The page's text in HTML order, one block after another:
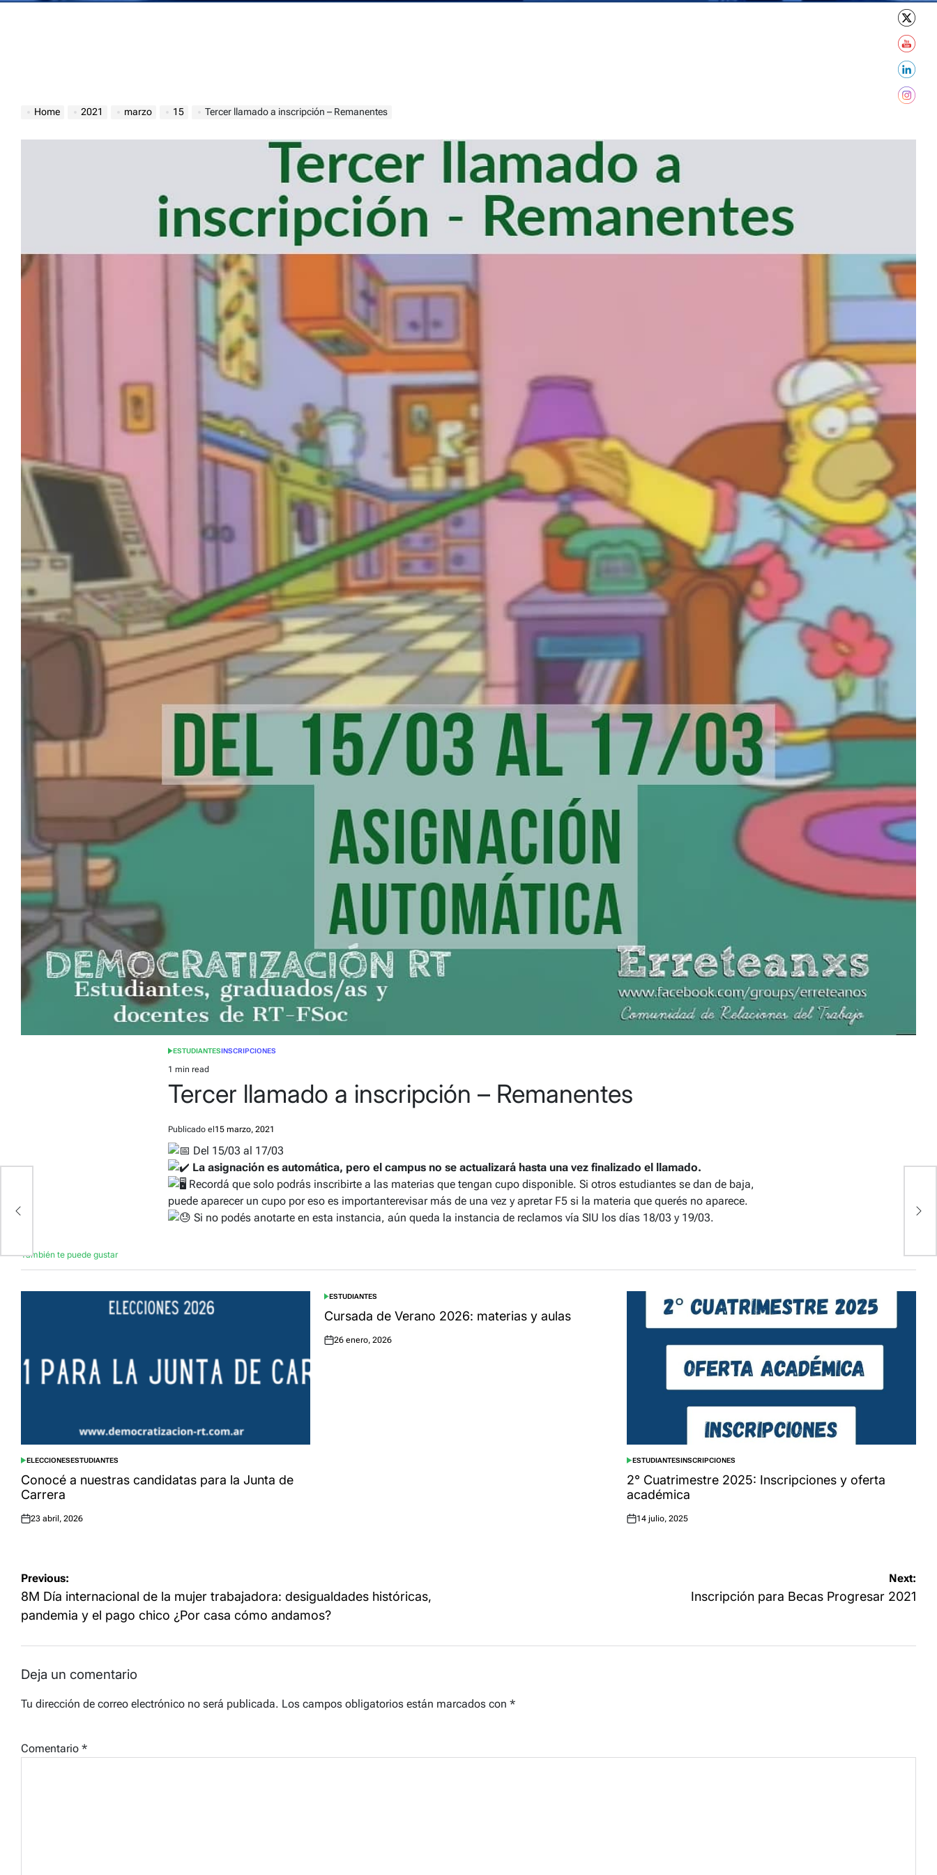
Home 2021 marzo 15 Tercer llamado a inscripción – Remanentes
POSTED
IN
ESTUDIANTESINSCRIPCIONES
Estimated
read
time
1 min read
Tercer llamado a inscripción – Remanentes
Publicado el 15 marzo, 2021
Del 15/03 al 17/03
La asignación es automática, pero el campus no se actualizará hasta una vez finalizado el llamado.
Recordá que solo podrás inscribirte a las materias que tengan cupo disponible. Si otros estudiantes se dan de baja,
puede aparecer un cupo por eso es importanterevisar más de una vez y apretar F5 si la materia que querés no aparece.
Si no podés anotarte en esta instancia, aún queda la instancia de reclamos vía SIU los días 18/03 y 19/03.
También te puede gustar
POSTED
IN
ELECCIONESESTUDIANTES
Conocé a nuestras candidatas para la Junta de
Carrera
Posted
23 abril, 2026
POSTED
IN
ESTUDIANTES
Cursada de Verano 2026: materias y aulas
Posted
26 enero, 2026
POSTED
IN
ESTUDIANTESINSCRIPCIONES
2° Cuatrimestre 2025: Inscripciones y oferta
académica
Posted
14 julio, 2025
Navegación
de
entradas
Previous:
8M Día internacional de la mujer trabajadora: desigualdades históricas,
pandemia y el pago chico ¿Por casa cómo andamos?
Next:
Inscripción para Becas Progresar 2021
Deja un comentario
Tu dirección de correo electrónico no será publicada. Los campos obligatorios están marcados con *
Comentario *